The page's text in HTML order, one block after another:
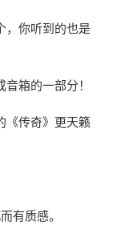
，你听到的也是
箱的一部分！
《传奇》更天籁
有质感。